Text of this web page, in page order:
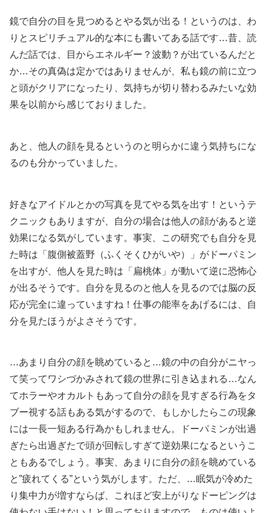
鏡で自分の目を見つめるとやる気が出る！というのは、わ
りとスピリチュアル的な本にも書いてある話です…昔、読
んだ話では、目からエネルギー？波動？が出ているんだと
か…その真偽は定かではありませんが、私も鏡の前に立つ
と頭がクリアになったり、気持ちが切り替わるみたいな効
果を以前から感じておりました。
あと、他人の顔を見るというのと明らかに違う気持ちにな
るのも分かっていました。
好きなアイドルとかの写真を見てやる気を出す！というテ
クニックもありますが、自分の場合は他人の顔があると逆
効果になる気がしています。事実、この研究でも自分を見
た時は「腹側被蓋野（ふくそくひがいや）」がドーパミン
を出すが、他人を見た時は「扁桃体」が動いて逆に恐怖心
が出るそうです。自分を見るのと他人を見るのでは脳の反
応が完全に違っていますね！仕事の能率をあげるには、自
分を見たほうがよさそうです。
…あまり自分の顔を眺めていると…鏡の中の自分がニヤっ
て笑ってワシづかみされて鏡の世界に引き込まれる…なん
てホラーやオカルトもあって自分の顔を見すぎる行為をタ
ブー視する話もある気がするので、もしかしたらこの現象
には一長一短ある行為かもしれません。ドーパミンが出過
ぎたら出過ぎたで頭が回転しすぎて逆効果になるというこ
ともあるでしょう。事実、あまりに自分の顔を眺めている
と”疲れてくる”という気がします。ただ、…眠気が冷めた
り集中力が増すならば、これほど安上がりなドーピングは